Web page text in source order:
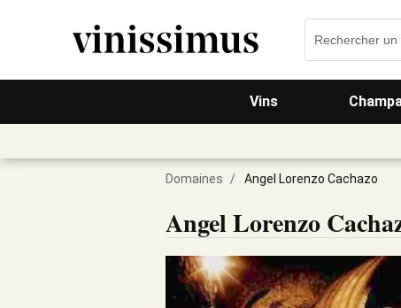
Vins
Domaines / Angel Lorenzo Cachazo
Angel Lorenzo